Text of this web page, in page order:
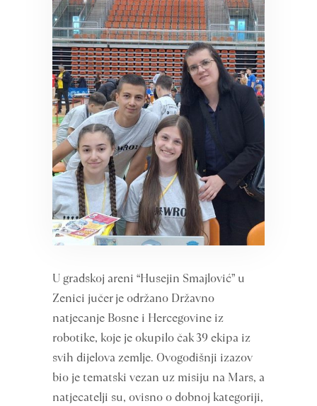
U gradskoj areni “Husejin Smajlović” u
Zenici jučer je održano Državno
natjecanje Bosne i Hercegovine iz
robotike, koje je okupilo čak 39 ekipa iz
svih dijelova zemlje. Ovogodišnji izazov
bio je tematski vezan uz misiju na Mars, a
natjecatelji su, ovisno o dobnoj kategoriji,